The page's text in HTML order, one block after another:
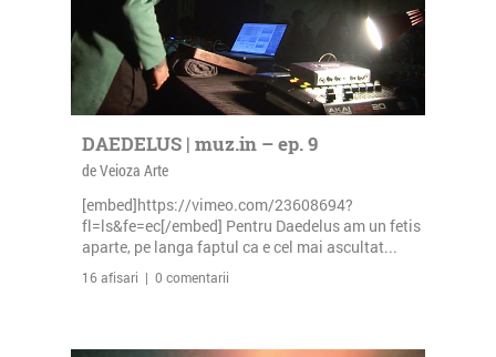
DAEDELUS | muz.in – ep. 9
de Veioza Arte
[embed]https://vimeo.com/23608694?
fl=ls&fe=ec[/embed] Pentru Daedelus am un fetis
aparte, pe langa faptul ca e cel mai ascultat...
16 afisari | 0 comentarii